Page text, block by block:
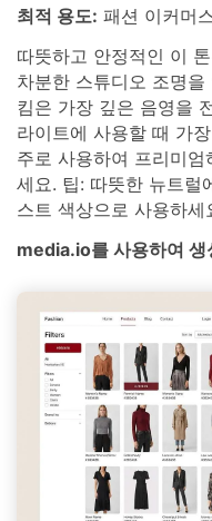
최적 용도: 패션 이커머
따뜻하고 안정적인 이
차분한 스튜디오 조명
킴은 가장 깊은 음영을
라이트에 사용할 때 가
주로 사용하여 프리미
세요. 팁: 따뜻한 뉴트럴
스트 색상으로 사용하세
media.io를 사용하여 생